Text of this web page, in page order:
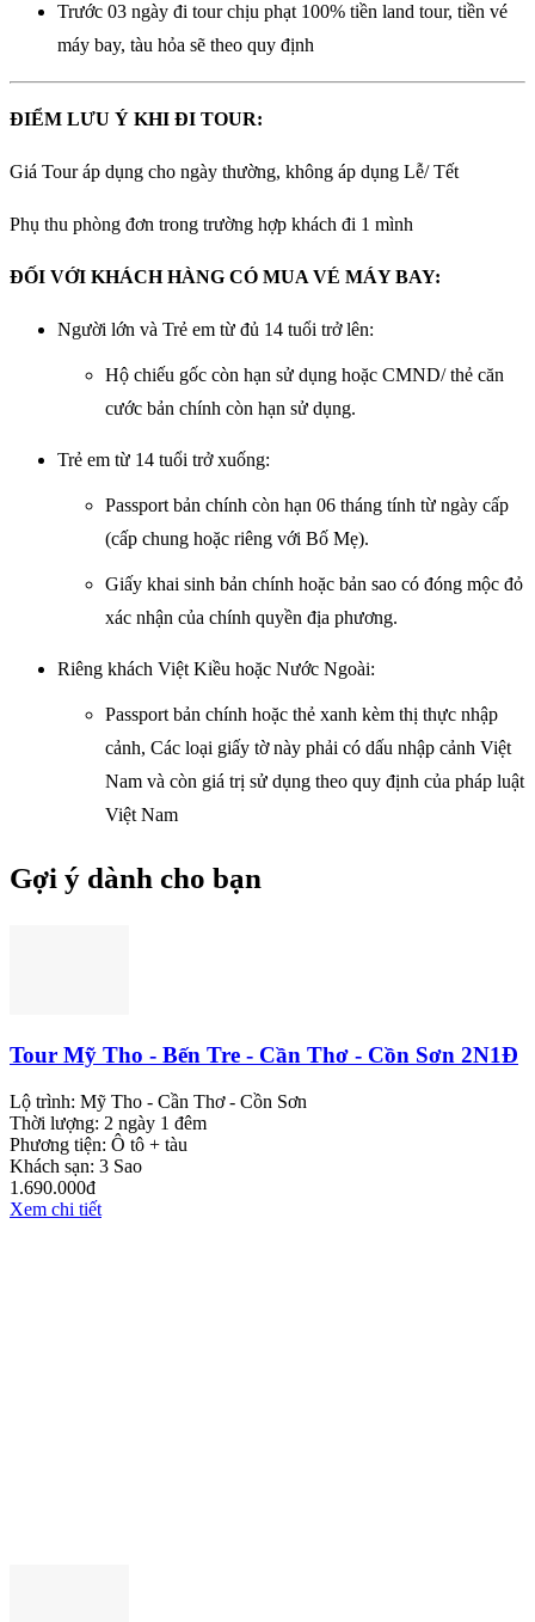
Trước 03 ngày đi tour chịu phạt 100% tiền land tour, tiền vé
máy bay, tàu hỏa sẽ theo quy định
ĐIỂM LƯU Ý KHI ĐI TOUR:
Giá Tour áp dụng cho ngày thường, không áp dụng Lễ/ Tết
Phụ thu phòng đơn trong trường hợp khách đi 1 mình
ĐỐI VỚI KHÁCH HÀNG CÓ MUA VÉ MÁY BAY:
Người lớn và Trẻ em từ đủ 14 tuổi trở lên:
Hộ chiếu gốc còn hạn sử dụng hoặc CMND/ thẻ căn
cước bản chính còn hạn sử dụng.
Trẻ em từ 14 tuổi trở xuống:
Passport bản chính còn hạn 06 tháng tính từ ngày cấp
(cấp chung hoặc riêng với Bố Mẹ).
Giấy khai sinh bản chính hoặc bản sao có đóng mộc đỏ
xác nhận của chính quyền địa phương.
Riêng khách Việt Kiều hoặc Nước Ngoài:
Passport bản chính hoặc thẻ xanh kèm thị thực nhập
cảnh, Các loại giấy tờ này phải có dấu nhập cảnh Việt
Nam và còn giá trị sử dụng theo quy định của pháp luật
Việt Nam
Gợi ý dành cho bạn
Tour Mỹ Tho - Bến Tre - Cần Thơ - Cồn Sơn 2N1Đ
Lộ trình: Mỹ Tho - Cần Thơ - Cồn Sơn
Thời lượng: 2 ngày 1 đêm
Phương tiện: Ô tô + tàu
Khách sạn: 3 Sao
1.690.000đ
Xem chi tiết